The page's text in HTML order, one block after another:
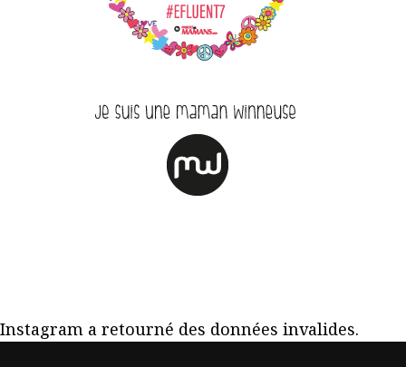
Instagram a retourné des données invalides.